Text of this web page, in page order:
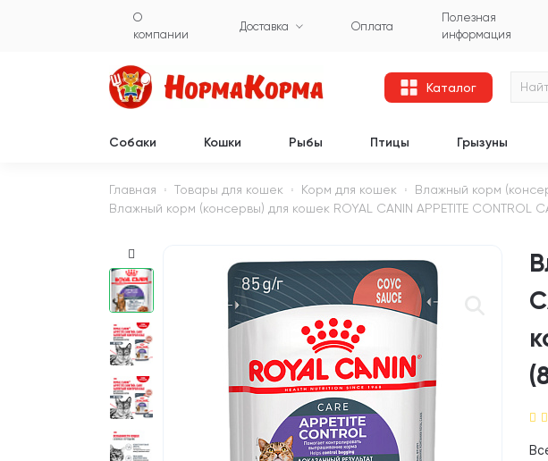
О
компании
Доставка Оплата
Полезная
информация
Каталог
Собаки Кошки Рыбы Птицы Грызуны
Главная Товары для кошек Корм для кошек Влажный корм
Влажный корм (консервы) для кошек ROYAL CANIN APPETITE